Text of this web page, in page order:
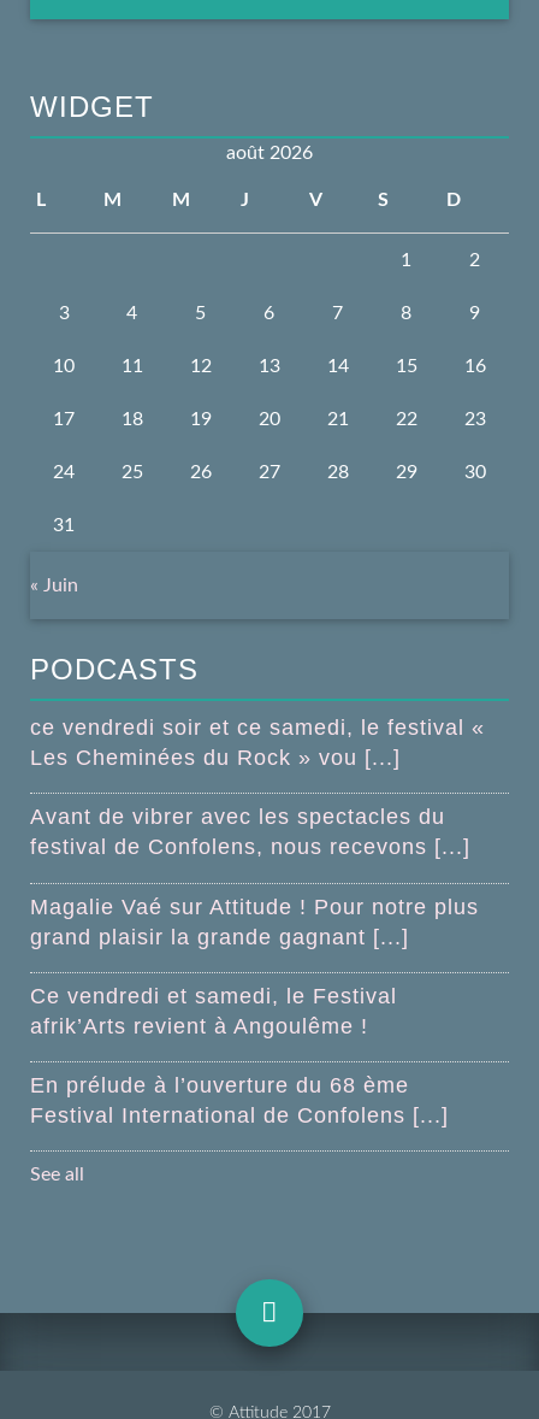
WIDGET
août 2026
L M M J V S D
1 2
3 4 5 6 7 8 9
10 11 12 13 14 15 16
17 18 19 20 21 22 23
24 25 26 27 28 29 30
31
« Juin
PODCASTS
ce vendredi soir et ce samedi, le festival «
Les Cheminées du Rock » vou [...]
Avant de vibrer avec les spectacles du
festival de Confolens, nous recevons [...]
Magalie Vaé sur Attitude ! Pour notre plus
grand plaisir la grande gagnant [...]
Ce vendredi et samedi, le Festival
afrik’Arts revient à Angoulême !
En prélude à l’ouverture du 68 ème
Festival International de Confolens [...]
See all
© Attitude 2017